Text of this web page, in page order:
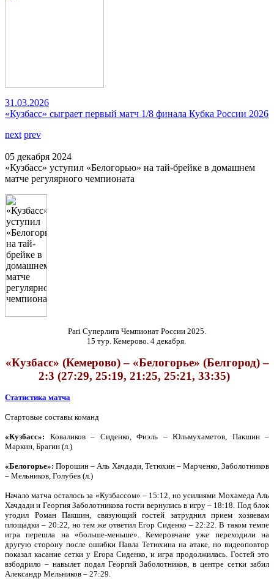
31.03.2026
«Кузбасс» сыграет первый матч 1/8 финала Кубка России 2026
next prev
05 декабря 2024
«Кузбасс» уступил «Белогорью» на тай-брейке в домашнем
матче регулярного чемпионата
Pari Суперлига Чемпионат России 2025.
15 тур. Кемерово. 4 декабря.
«Кузбасс» (Кемерово) – «Белогорье» (Белгород) –
2:3 (27:29, 25:19, 21:25, 25:21, 33:35)
Статистика матча
Стартовые составы команд
«Кузбасс»: Коваликов – Сиденко, Фиэль – Юльмухаметов, Пакшин –
Маркин, Брагин (л.)
«Белогорье»: Порошин – Аль Хачдади, Тетюхин – Марченко, Заболотников
– Мельников, Голубев (л.)
Начало матча осталось за «Кузбассом» – 15:12, но усилиями Мохамеда Аль
Хачдади и Георгия Заболотникова гости вернулись в игру – 18:18. Под блок
угодил Роман Пакшин, связующий гостей затруднил прием хозяевам
площадки – 20:22, но тем же ответил Егор Сиденко – 22:22. В таком темпе
игра перешла на «больше-меньше». Кемеровчане уже переходили на
другую сторону после ошибки Павла Тетюхина на атаке, но видеоповтор
показал касание сетки у Егора Сиденко, и игра продолжилась. Гостей это
взбодрило – навылет подал Георгий Заболотников, в центре сетки забил
Александр Мельников – 27:29.